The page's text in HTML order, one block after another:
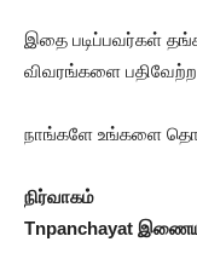
இதை படிப்பவர்கள்
விவரங்களை
நாங்களே உங்களை
நிர்வாகம்
Tnpanchayat